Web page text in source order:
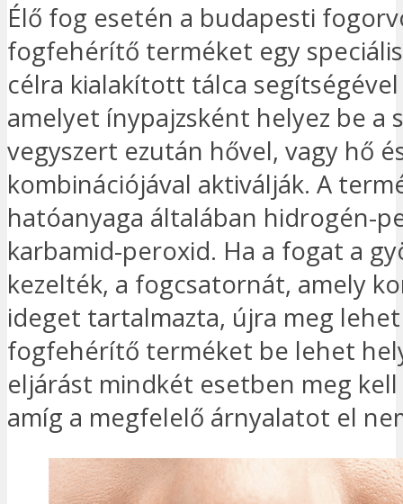
Élő fog esetén a budapesti
fogfehérítő terméket egy
célra kialakított tálca segítségével
amelyet ínypajzsként helyez be a
vegyszert ezután hővel, vagy hő
kombinációjával aktiválják. A
hatóanyaga általában hidrogén-
karbamid-peroxid. Ha a fogat a
kezelték, a fogcsatornát, amely
ideget tartalmazta, újra meg
fogfehérítő terméket be lehet
eljárást mindkét esetben meg
amíg a megfelelő árnyalatot el